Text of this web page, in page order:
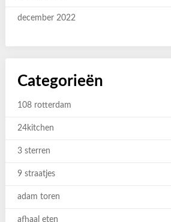
december 2022
Categorieën
108 rotterdam
24kitchen
3 sterren
9 straatjes
adam toren
afhaal eten